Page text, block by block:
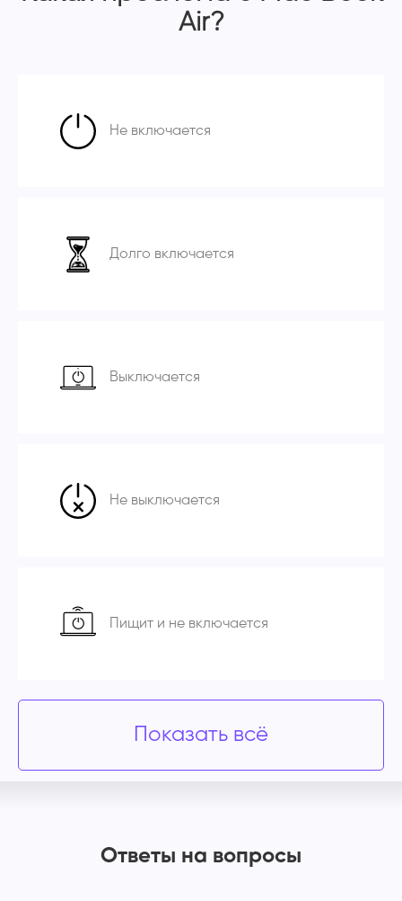
Air?
Не включается
Долго включается
Выключается
Не выключается
Пищит и не включается
Показать всё
Ответы на вопросы